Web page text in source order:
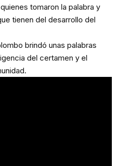
tomaron la palabra y
tienen del desarrollo del
brindó unas palabras
del certamen y el